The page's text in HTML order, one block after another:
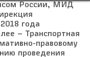
России, МИД
года
– Транспортная
правовому
проведения